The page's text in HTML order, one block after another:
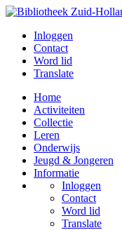
Inloggen
Contact
Word lid
Translate
Home
Activiteiten
Collectie
Leren
Onderwijs
Jeugd & Jongeren
Informatie
Inloggen
Contact
Word lid
Translate